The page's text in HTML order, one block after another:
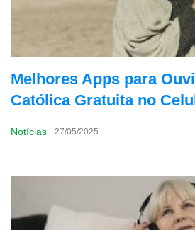
Melhores Apps para
Católica Gratuita no
Notícias - 27/05/2025